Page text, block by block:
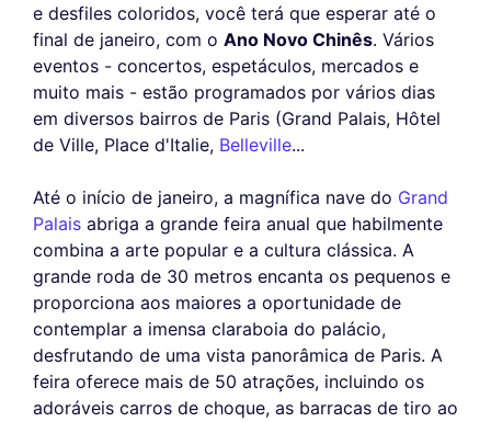
e desfiles coloridos, você terá que esperar até o
final de janeiro, com o Ano Novo Chinês. Vários
eventos - concertos, espetáculos, mercados e
muito mais - estão programados por vários dias
em diversos bairros de Paris (Grand Palais, Hôtel
de Ville, Place d'Italie, Belleville...
Até o início de janeiro, a magnífica nave do Grand
Palais abriga a grande feira anual que habilmente
combina a arte popular e a cultura clássica. A
grande roda de 30 metros encanta os pequenos e
proporciona aos maiores a oportunidade de
contemplar a imensa claraboia do palácio,
desfrutando de uma vista panorâmica de Paris. A
feira oferece mais de 50 atrações, incluindo os
adoráveis carros de choque, as barracas de tiro ao